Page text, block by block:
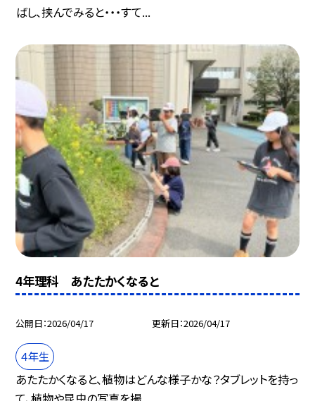
ばし、挟んでみると・・・すて...
4年理科 あたたかくなると
公開日 2026/04/17 更新日 2026/04/17
４年生
あたたかくなると、植物はどんな様子かな？タブレットを持っ